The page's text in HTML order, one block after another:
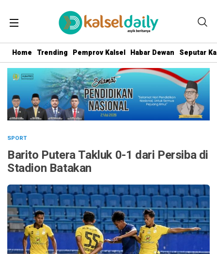
Home Trending Pemprov Kalsel Habar Dewan Seputar
SPORT
Barito Putera Takluk 0-1 dari Persiba di
Stadion Batakan